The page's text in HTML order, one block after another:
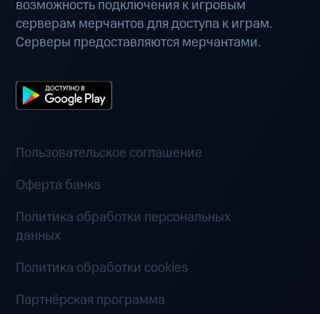
возможность подключения к игровым
серверам мерчантов для доступа к играм.
Серверы предоставляются мерчантами.
Пользовательское соглашение
Оферта банка
Политика обработки персональных
данных
Политика обработки cookies
Партнёрская программа